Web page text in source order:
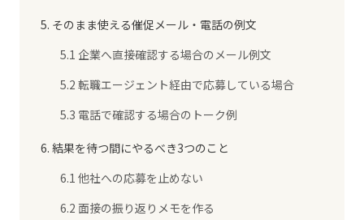
5. そのまま使える催促メール・電話の例文
5.1 企業へ直接確認する場合のメール例文
5.2 転職エージェント経由で応募している場合
5.3 電話で確認する場合のトーク例
6. 結果を待つ間にやるべき3つのこと
6.1 他社への応募を止めない
6.2 面接の振り返りメモを作る